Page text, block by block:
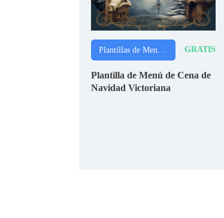
GRATIS
Plantilla de Menú de Cena de
Navidad Victoriana